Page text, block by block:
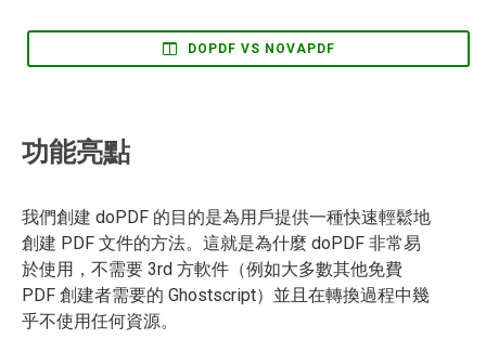
DOPDF VS NOVAPDF
功能亮點
我們創建 doPDF 的目的是為用戶提供一種快速輕鬆地
創建 PDF 文件的方法。這就是為什麼 doPDF 非常易
於使用，不需要 3rd 方軟件（例如大多數其他免費
PDF 創建者需要的 Ghostscript）並且在轉換過程中幾
乎不使用任何資源。